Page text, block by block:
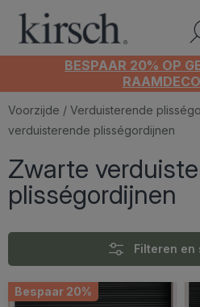
BESPAAR 20% OP
Voorzijde / Verduisterende
verduisterende plisségordijnen
Zwarte
plisségordijnen
Filteren en
Bespaar 20%